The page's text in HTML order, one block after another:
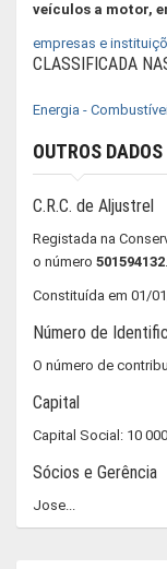
veículos a motor,
empresas e
CLASSIFICADA
Energia -
OUTROS DADOS
C.R.C. de Aljustrel
Registada na
o número 501594132.
Constituída em 01/
Número de
O número de
Capital
Capital Social: 10
Sócios e Gerência
Jose...